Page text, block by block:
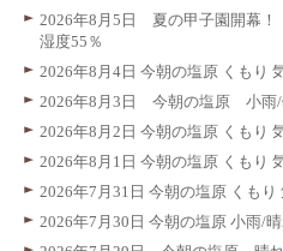
2026年8月5日 夏の甲子園開
湿度55％
2026年8月4日 今朝の塩原 くもり
2026年8月3日 今朝の塩原 小
2026年8月2日 今朝の塩原 くもり
2026年8月1日 今朝の塩原 くもり
2026年7月31日 今朝の塩原 くも
2026年7月30日 今朝の塩原 小雨/